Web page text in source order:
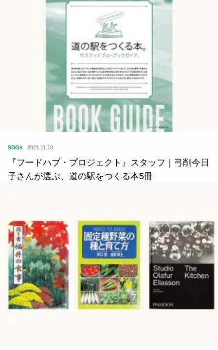
SDGs 2021.11.18
『フードハブ・プロジェクト』スタッフ｜弓削今日
子さんが選ぶ、道の駅をつくる本5冊